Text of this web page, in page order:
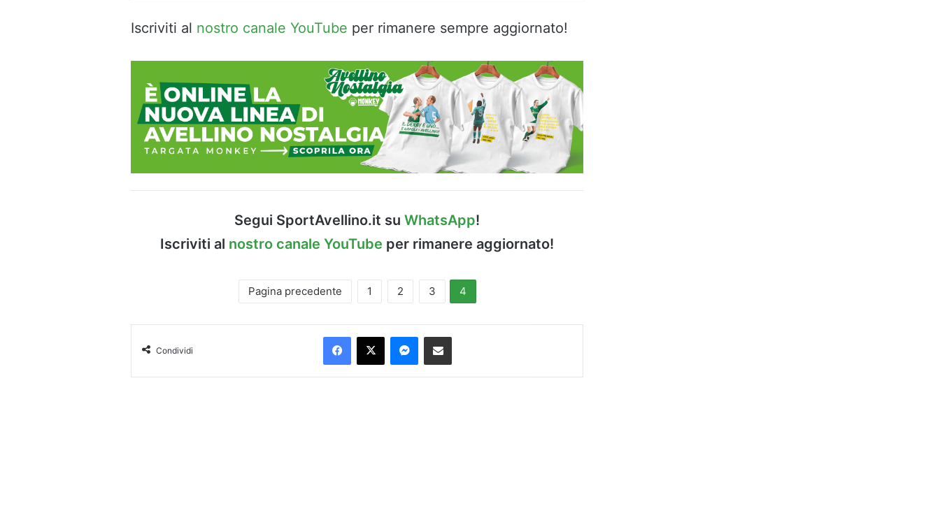
Iscriviti al nostro canale YouTube per rimanere sempre aggiornato!
Segui SportAvellino.it su WhatsApp!
Iscriviti al nostro canale YouTube per rimanere aggiornato!
Pagina precedente 1 2 3 4
Condividi
Facebook
X Messenger
Condividi via Email